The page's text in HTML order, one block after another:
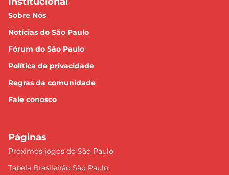
Sobre Nós
Notícias do São Paulo
Fórum do São Paulo
Política de privacidade
Regras da comunidade
Fale conosco
Páginas
Próximos jogos do São Paulo
Tabela Brasileirão São Paulo